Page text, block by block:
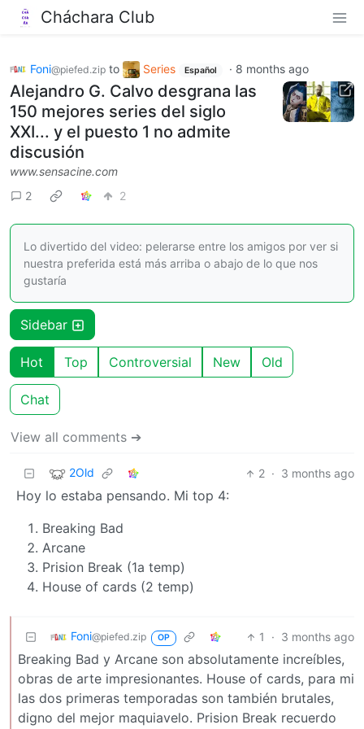
Cháchara Club
Foni@piefed.zip to Series Español · 8 months ago
Alejandro G. Calvo desgrana las
150 mejores series del siglo
XXI... y el puesto 1 no admite
discusión
www.sensacine.com
2
2
Lo divertido del video: pelerarse entre los amigos por ver si
nuestra preferida está más arriba o abajo de lo que nos
gustaría
Sidebar
Hot Top Controversial New Old
Chat
View all comments ➔
2Old 2 · 3 months ago
Hoy lo estaba pensando. Mi top 4:
Breaking Bad
Arcane
Prision Break (1a temp)
House of cards (2 temp)
Foni@piefed.zip OP 1 · 3 months ago
Breaking Bad y Arcane son absolutamente increíbles,
obras de arte impresionantes. House of cards, para mi
las dos primeras temporadas son también brutales,
digno del mejor maquiavelo. Prision Break recuerdo